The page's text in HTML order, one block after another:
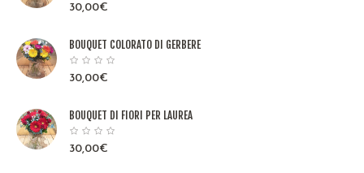
30,00€
BOUQUET COLORATO DI GERBERE
30,00€
BOUQUET DI FIORI PER LAUREA
30,00€